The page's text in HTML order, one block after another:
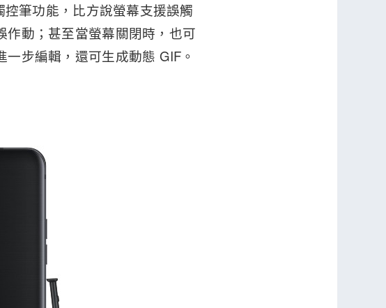
筆功能，比方說螢幕支援誤觸
作動；甚至當螢幕關閉時，也可
步編輯，還可生成動態 GIF。